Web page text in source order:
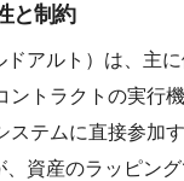
と制約
アルト）は、主
ントラクトの実
テムに直接参加
資産のラッピング